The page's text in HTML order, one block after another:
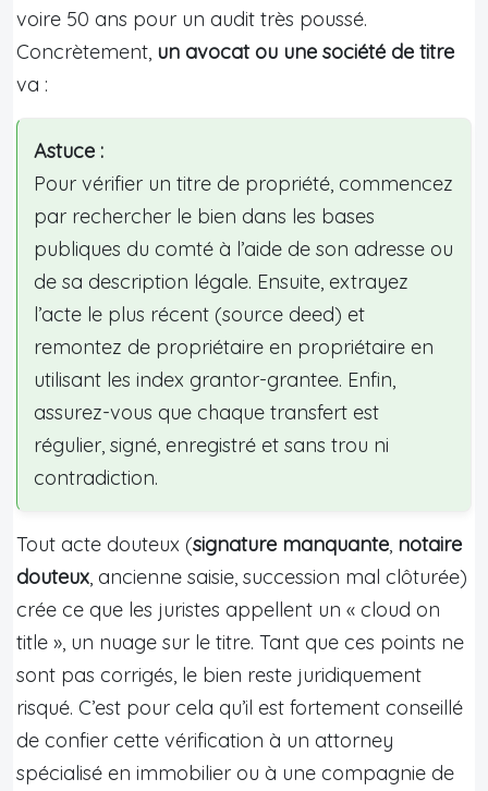
voire 50 ans pour un audit très poussé.
Concrètement, un avocat ou une société de titre
va :
Astuce :
Pour vérifier un titre de propriété, commencez
par rechercher le bien dans les bases
publiques du comté à l’aide de son adresse ou
de sa description légale. Ensuite, extrayez
l’acte le plus récent (source deed) et
remontez de propriétaire en propriétaire en
utilisant les index grantor-grantee. Enfin,
assurez-vous que chaque transfert est
régulier, signé, enregistré et sans trou ni
contradiction.
Tout acte douteux (signature manquante, notaire
douteux, ancienne saisie, succession mal clôturée)
crée ce que les juristes appellent un « cloud on
title », un nuage sur le titre. Tant que ces points ne
sont pas corrigés, le bien reste juridiquement
risqué. C’est pour cela qu’il est fortement conseillé
de confier cette vérification à un attorney
spécialisé en immobilier ou à une compagnie de